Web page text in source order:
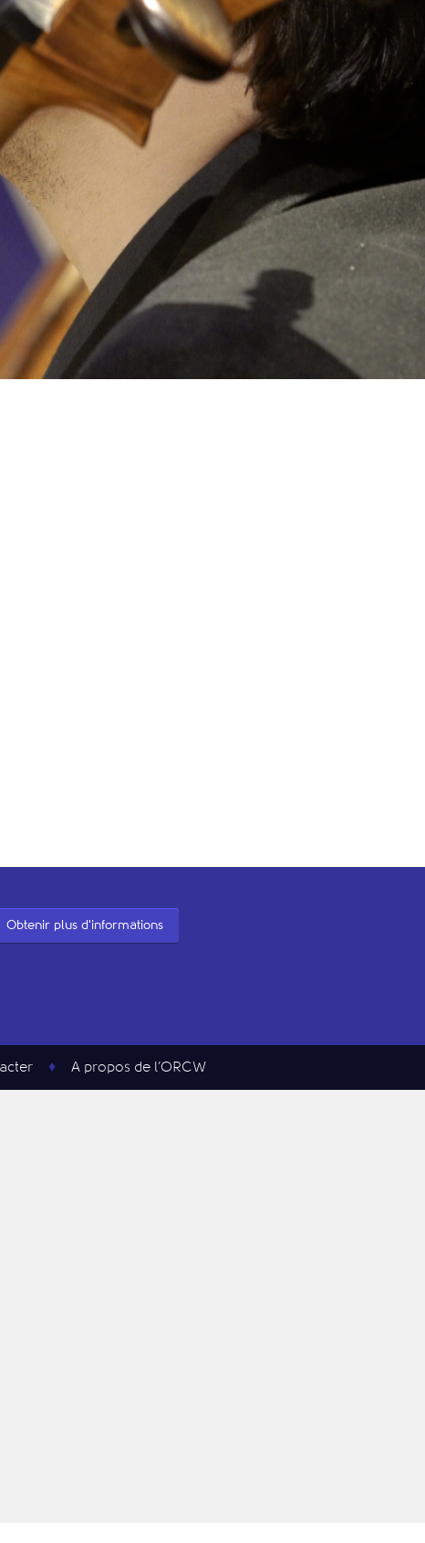
Obtenir plus d'informations
A propos de l’ORCW